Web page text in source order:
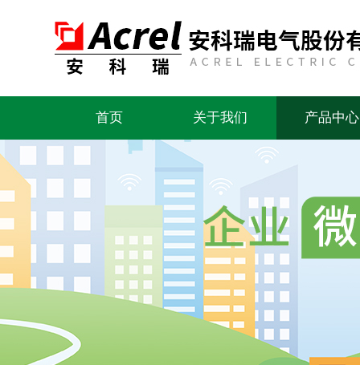
首页 关于我们 产品中心